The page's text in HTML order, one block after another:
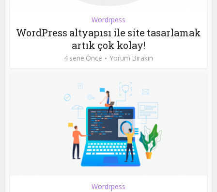
Wordrpess
WordPress altyapısı ile site tasarlamak
artık çok kolay!
4 sene Önce Yorum Bırakın
Wordrpess